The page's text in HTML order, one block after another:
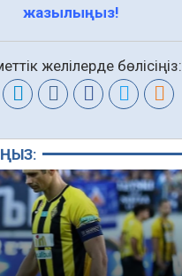
жазылыңыз!
желілерде бөлісіңіз: